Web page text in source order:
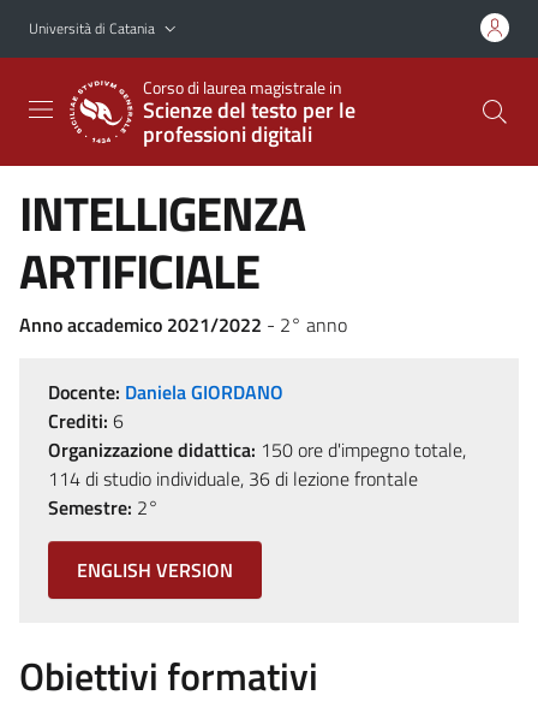
Vai al contenuto principale
Vai al menu di navigazione
Università di Catania
Corso di laurea magistrale in
Scienze del testo per le
professioni digitali
INTELLIGENZA
ARTIFICIALE
Anno accademico 2021/2022 - 2° anno
Docente: Daniela GIORDANO
Crediti: 6
Organizzazione didattica: 150 ore d'impegno totale,
114 di studio individuale, 36 di lezione frontale
Semestre: 2°
ENGLISH VERSION
Obiettivi formativi